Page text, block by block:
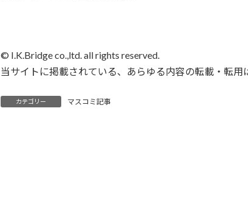
© I.K.Bridge co.,ltd. all rights reserved.
当サイトに掲載されている、あらゆる内容の転載・転用
カテゴリー マスコミ記事